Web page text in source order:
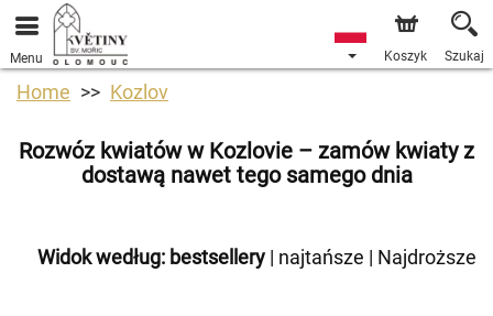
Menu Koszyk Szukaj
Home Kozlov
Rozwóz kwiatów w Kozlovie – zamów kwiaty z
dostawą nawet tego samego dnia
Widok według: bestsellery | najtańsze | Najdroższe